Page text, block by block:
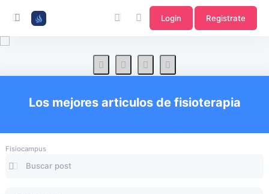
Login Registrate
Los mejores articulos de fisioterapia
Fisiocampus